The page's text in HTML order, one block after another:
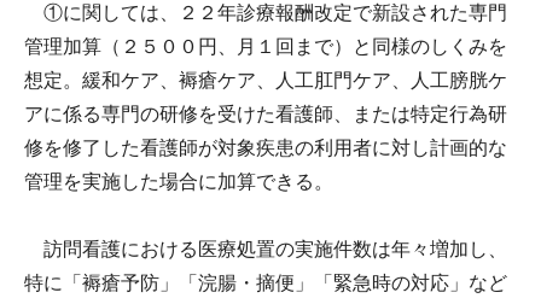
①に関しては、２２年診療報酬改定で新設された専門
管理加算（２５００円、月１回まで）と同様のしくみを
想定。緩和ケア、褥瘡ケア、人工肛門ケア、人工膀胱ケ
アに係る専門の研修を受けた看護師、または特定行為研
修を修了した看護師が対象疾患の利用者に対し計画的な
管理を実施した場合に加算できる。
訪問看護における医療処置の実施件数は年々増加し、
特に「褥瘡予防」「浣腸・摘便」「緊急時の対応」など